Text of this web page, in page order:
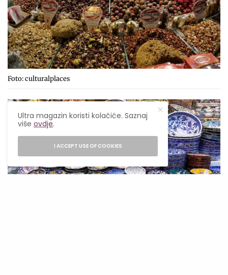
Foto: culturalplaces
Ultra magazin koristi kolačiće. Saznaj
višeovdje.
I ACCEPT USE OF COOKIES